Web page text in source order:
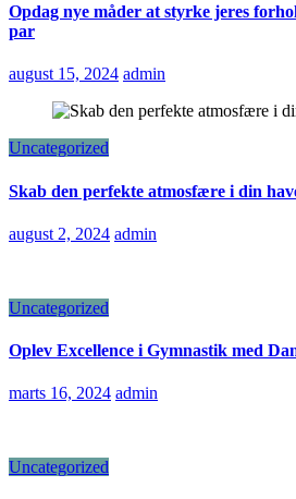
Opdag nye måder at styrke jeres
par
august 15, 2024 admin
Uncategorized
Skab den perfekte atmosfære i din
august 2, 2024 admin
Uncategorized
Oplev Excellence i Gymnastik med
marts 16, 2024 admin
Uncategorized